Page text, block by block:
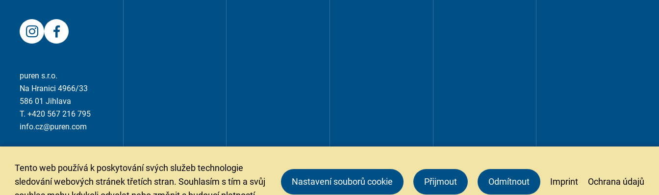
puren s.r.o.
Na Hranici 4966/33
586 01 Jihlava
T. +420 567 216 795
info.cz@puren.com
Tento web používá k poskytování svých služeb technologie
sledování webových stránek třetích stran. Souhlasím s tím a svůj
Nastavení souborů cookie Přijmout Odmítnout Imprint Ochrana údajů